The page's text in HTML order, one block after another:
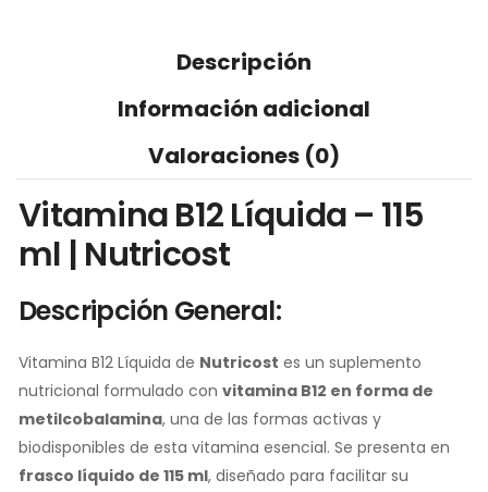
Descripción
Información adicional
Valoraciones (0)
Vitamina B12 Líquida – 115
ml | Nutricost
Descripción General:
Vitamina B12 Líquida de Nutricost es un suplemento
nutricional formulado con vitamina B12 en forma de
metilcobalamina, una de las formas activas y
biodisponibles de esta vitamina esencial. Se presenta en
frasco líquido de 115 ml, diseñado para facilitar su